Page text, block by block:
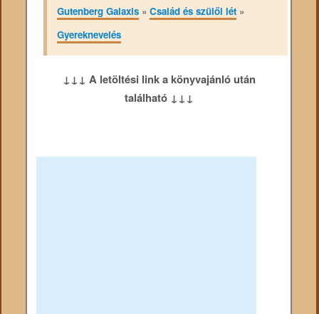
Gutenberg Galaxis» Család és szülői lét»
Gyereknevelés
↓↓↓ A letöltési link a könyvajánló után
található ↓↓↓